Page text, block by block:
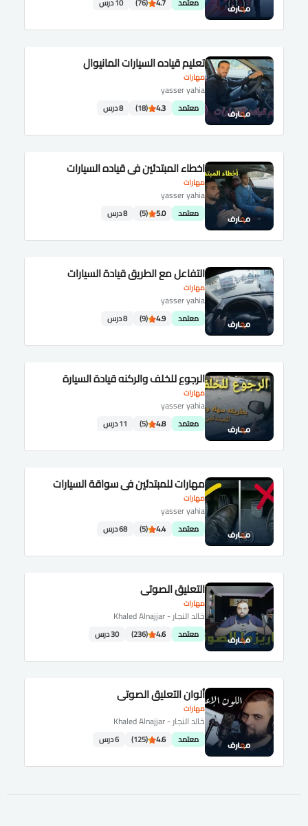
معتمد 4.7
(76) 10 درس
مهارات
تعليم قياده السيارات المانيوال
yasser yahia
معتمد 4.3
(18) 8 درس
مهارات
اخطاء المبتدئين في قياده السيارات
yasser yahia
معتمد 5.0
(5) 8 درس
مهارات
التفاعل مع الطريق قيادة السيارات
yasser yahia
معتمد 4.9
(9) 8 درس
مهارات
الرجوع للخلف والركنه قيادة السيارة
yasser yahia
معتمد 4.8
(5) 11 درس
مهارات
مهارات للمبتدئين في سواقة السيارات
yasser yahia
معتمد 4.4
(5) 68 درس
مهارات
التعليق الصوتي
خالد النجار - Khaled Alnajjar
معتمد 4.6
(236) 30 درس
مهارات
ألوان التعليق الصوتي
خالد النجار - Khaled Alnajjar
معتمد 4.6
(125) 6 درس